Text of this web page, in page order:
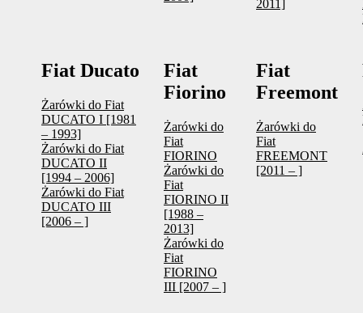
2011]
Fiat Ducato
Żarówki do Fiat
DUCATO I [1981
– 1993]
Żarówki do Fiat
DUCATO II
[1994 – 2006]
Żarówki do Fiat
DUCATO III
[2006 – ]
Fiat
Fiorino
Żarówki do
Fiat
FIORINO
Żarówki do
Fiat
FIORINO II
[1988 –
2013]
Żarówki do
Fiat
FIORINO
III [2007 – ]
Fiat
Freemont
Żarówki do
Fiat
FREEMONT
[2011 – ]